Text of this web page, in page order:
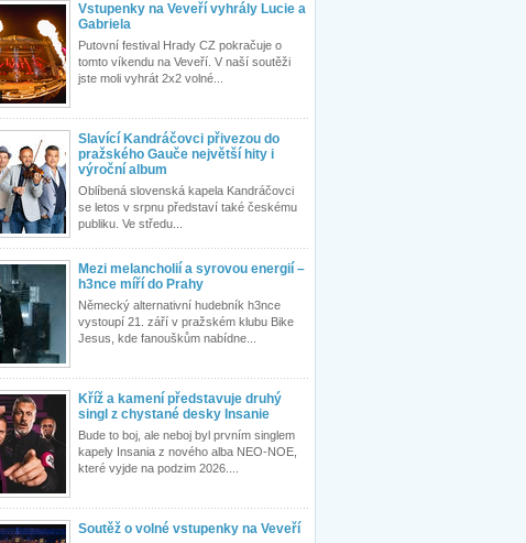
Vstupenky na Veveří vyhrály Lucie a
Gabriela
Putovní festival Hrady CZ pokračuje o
tomto víkendu na Veveří. V naší soutěži
jste moli vyhrát 2x2 volné...
Slavící Kandráčovci přivezou do
pražského Gauče největší hity i
výroční album
Oblíbená slovenská kapela Kandráčovci
se letos v srpnu představí také českému
publiku. Ve středu...
Mezi melancholií a syrovou energií –
h3nce míří do Prahy
Německý alternativní hudebník h3nce
vystoupí 21. září v pražském klubu Bike
Jesus, kde fanouškům nabídne...
Kříž a kamení představuje druhý
singl z chystané desky Insanie
Bude to boj, ale neboj byl prvním singlem
kapely Insania z nového alba NEO-NOE,
které vyjde na podzim 2026....
Soutěž o volné vstupenky na Veveří